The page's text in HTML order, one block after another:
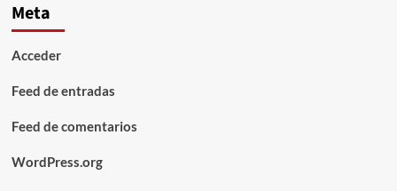
Meta
Acceder
Feed de entradas
Feed de comentarios
WordPress.org